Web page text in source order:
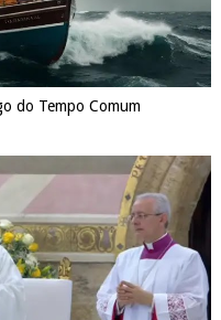
do Tempo Comum